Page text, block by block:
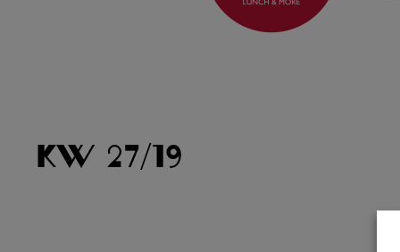
KW 27/19